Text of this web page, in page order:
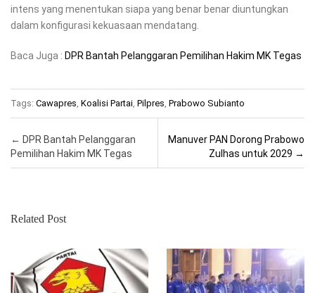
intens yang menentukan siapa yang benar benar diuntungkan
dalam konfigurasi kekuasaan mendatang.
Baca Juga : DPR Bantah Pelanggaran Pemilihan Hakim MK Tegas
Tags: Cawapres, Koalisi Partai, Pilpres, Prabowo Subianto
Post navigation
← DPR Bantah Pelanggaran
Pemilihan Hakim MK Tegas
Manuver PAN Dorong Prabowo
Zulhas untuk 2029 →
Related Post